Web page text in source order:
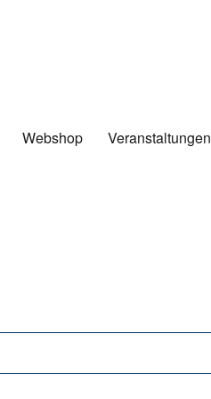
Webshop Veranstaltungen